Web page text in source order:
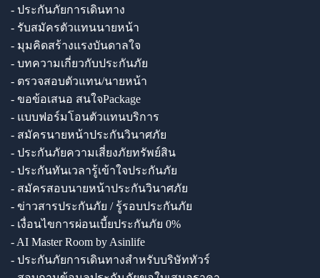
- ประกันภัยการเดินทาง
- รับสมัครตัวแทนนายหน้า
- มุมคิดสร้างแรงบันดาลใจ
- บทความเกี่ยวกับประกันภัย
- ตรวจสอบตัวแทน/นายหน้า
- ขอข้อเสนอ สนใจPackage
- แบบฟอร์มโอนตัวแทนบริการ
- สมัครนายหน้าประกันวินาศภัย
- ประกันภัยความเสี่ยงภัยทรัพย์สิน
- ประกันทันเวลารู้เข้าใจประกันภัย
- สมัครสอบนายหน้าประกันวินาศภัย
- ข่าวสารประกันภัย / รู้รอบประกันภัย
- เงื่อนไขการผ่อนเบี้ยประกันภัย 0%
- AI Master Room by Asinlife
- ประกันภัยการเดินทางสำหรับบริษัททัวร์